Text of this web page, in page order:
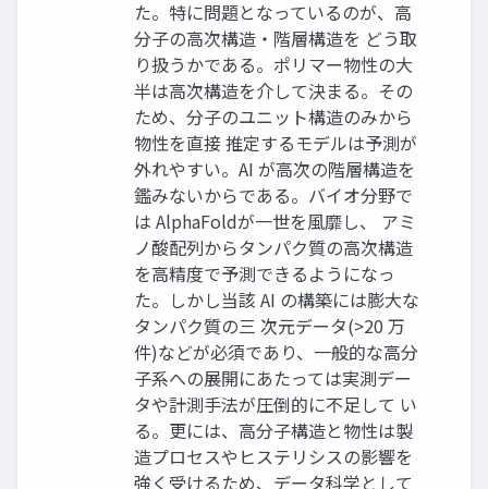
た。特に問題となっているのが、高
分子の高次構造・階層構造を どう取
り扱うかである。ポリマー物性の大
半は高次構造を介して決まる。その
ため、分子のユニット構造のみから
物性を直接 推定するモデルは予測が
外れやすい。AI が高次の階層構造を
鑑みないからである。バイオ分野で
は AlphaFoldが一世を風靡し、 アミ
ノ酸配列からタンパク質の高次構造
を高精度で予測できるようになっ
た。しかし当該 AI の構築には膨大な
タンパク質の三 次元データ(>20 万
件)などが必須であり、一般的な高分
子系への展開にあたっては実測デー
タや計測手法が圧倒的に不足して い
る。更には、高分子構造と物性は製
造プロセスやヒステリシスの影響を
強く受けるため、データ科学として